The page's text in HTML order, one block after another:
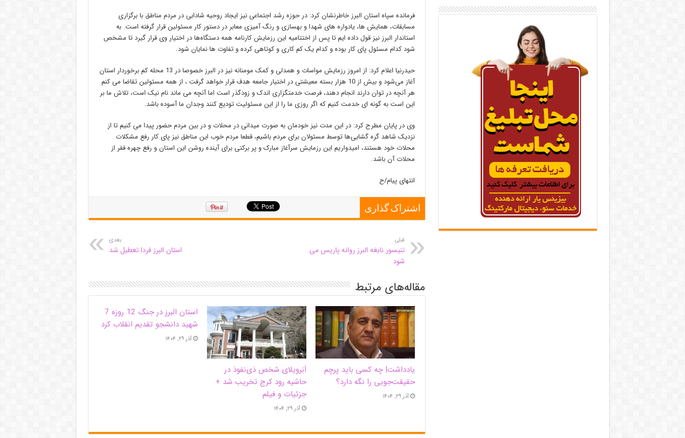
فرمانده سپاه استان البرز خاطرنشان کرد: در حوزه رشد اجتماعی نیز ایجاد روحیه شادابی در مردم مناطق با برگزاری
مسابقات، همایش ها، یادواره های شهدا و بهسازی و رنگ آمیزی معابر در دستور کار مسئولین قرار گرفته است. به
استاندار البرز نیز قول داده ایم تا پس از اختتامیه این رزمایش کارنامه همه دستگاه‌ها در اختیار وی قرار گیرد تا مشخص
شود کدام مسئول پای کار بوده و کدام یک کم کاری و کوتاهی کرده و تفاوت ها نمایان شود.
حیدرنیا اعلام کرد: از امروز رزمایش مواسات و همدلی و کمک مومنانه نیز در البرز خصوصا در 13 محله کم برخوردار استان
آغاز می‌شود و بیش از 10 هزار بسته معیشتی در اختیار جامعه هدف قرار خواهد گرفت ، از همه مسئولین تقاضا می کنم
هر آنچه در توان دارند انجام دهند، فرصت خدمتگزاری اندک و زودگذر است اما آنچه می ماند نام نیک است، تلاش ما بر
این است به گونه ای خدمت کنیم که اگر روزی ما را از این مسئولیت تودیع کنند وجدان ما آسوده باشد.
وی در پایان مطرح کرد: در این مدت نیز خودمان به صورت میدانی در محلات و در بین مردم حضور پیدا می کنیم تا از
نزدیک شاهد گره گشایی‌ها توسط مسئولان برای مردم باشیم، قطعا مردم خوب این مناطق نیز پای کار رفع مشکلات
محلات خود هستند، امیدواریم این رزمایش سرآغاز مبارک و پر برکتی برای آینده روشن این استان و رفع چهره فقر از
محلات آن باشد.
انتهای پیام/ح
اشتراک گذاری
قبلی
تنیسور نابغه البرز روانه پاریس می
شود
بعدی
استان البرز فردا تعطیل شد
مقاله‌های مرتبط
یادداشت| ‌چه کسی باید پرچم
حقیقت‌جویی را نگه دارد؟
آذر ۲۹, ۱۴۰۴
اَبَر‌ویلای شخص ذی‌نفوذ در
حاشیه‌ رود کرج تخریب شد +
جزئیات و فیلم
آذر ۲۹, ۱۴۰۴
استان البرز در جنگ 12 روزه 7
شهید دانشجو تقدیم انقلاب کرد
آذر ۲۹, ۱۴۰۴